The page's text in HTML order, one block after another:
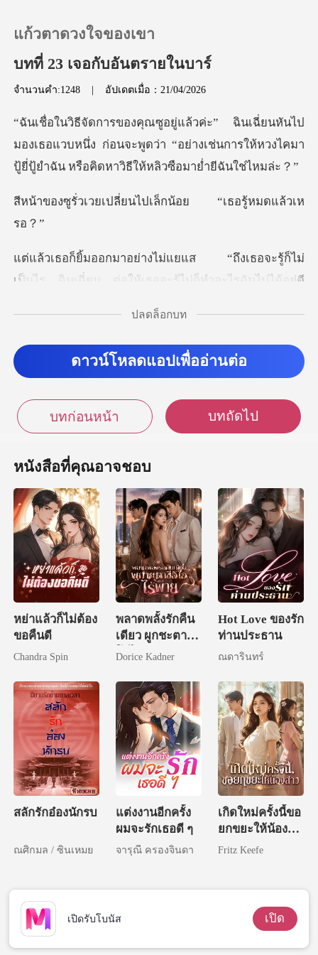
เติมเงิน
ดาวน์โหลดแอป
แก้วตาดวงใจของเขา
บทที่ 23 เจอกับอันตรายในบาร์
จำนวนคำ:1248 | อัปเดตเมื่อ：21/04/2026
ป
มองเธอแวบหนึ่ง ก่อนจะพูดว่า “อย่างเช่นการให้หวงไคมา
ปู้
เปลี่ยนไปเล็กน้อย
อจะรู้ก็ไม่
เป็นไร ฉินเฉี่ยน ต่อให้เธอจะร
ปลดล็อกบท
ดาวน์โหลดแอปเพื่ออ่านต่อ
บทก่อนหน้า บทถัดไป
หนังสือที่คุณอาจชอบ
หย่าแล้วก็ไม่ต้อง
ขอคืนดี
Chandra Spin
พลาดพลั้งรักคืน
เดียว ผูกชะตาซีอี
โอไร้พ่าย
Dorice Kadner
Hot Love ของรัก
ท่านประธาน
ณดารินทร์
สลักรักอ๋องนักรบ
ณศิกมล / ซินเหมย
แต่งงานอีกครั้ง
ผมจะรักเธอดี ๆ
จารุณี ครองจินดา
เกิดใหม่ครั้งนี้ขอ
ยกขยะให้น้อง
สาว
Fritz Keefe
เปิดรับโบนัส เปิด